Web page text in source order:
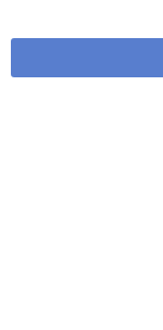
Informazioni